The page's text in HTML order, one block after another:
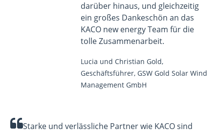
darüber hinaus, und gleichzeitig
ein großes Dankeschön an das
KACO new energy Team für die
tolle Zusammenarbeit.
Lucia und Christian Gold,
Geschäftsführer, GSW Gold Solar Wind
Management GmbH
Starke und verlässliche Partner wie KACO sind